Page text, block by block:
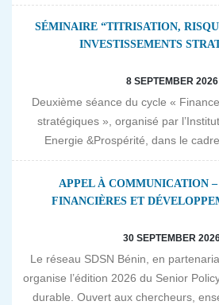
SÉMINAIRE “TITRISATION,
INVESTISSEMENTS
8 SEPTEMBER 2026
Deuxième séance du cycle «
stratégiques », organisé par
Energie &Prospérité, dans le
APPEL À COMMUNICATION
FINANCIÈRES ET
30 SEPTEMBER
Le réseau SDSN Bénin, en
organise l’édition 2026 du Senior
durable. Ouvert aux chercheurs,